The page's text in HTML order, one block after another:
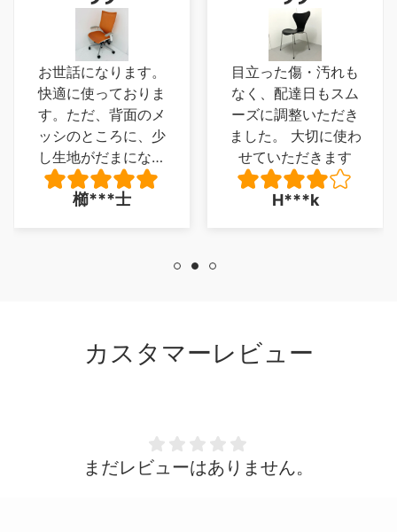
お世話になります。
快適に使っておりま
す。ただ、背面のメ
ッシのところに、少
し生地がだまになっ
ているところがあ
り、少し残念でした
櫛***士
目立った傷・汚れも
なく、配達日もスム
ーズに調整いただき
ました。 大切に使わ
せていただきます
H***k
カスタマーレビュー
まだレビューはありません。